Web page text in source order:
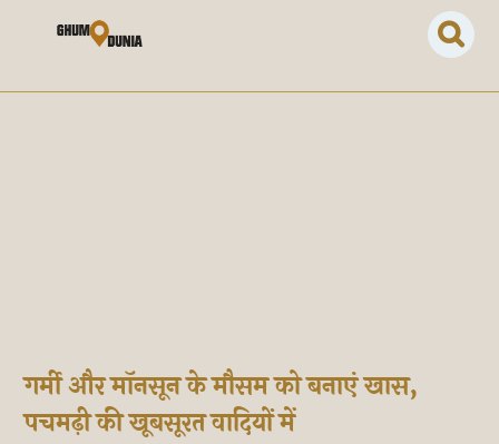
गर्मी और माॅनसून के मौसम को बनाएं खास,
पचमढ़ी की खूबसूरत वादियों में